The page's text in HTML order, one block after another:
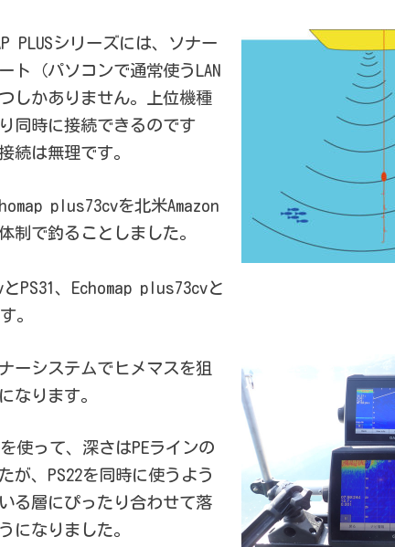
PLUSシリーズには、ソナー
ト（パソコンで通常使うLAN
しかありません。上位機種
同時に接続できるのです
続は無理です。
plus73cvを北米Amazon
制で釣ることしました。
PS31、Echomap plus73cvと
。
ーシステムでヒメマスを狙
なります。
使って、深さはPEラインの
が、PS22を同時に使うよう
る層にぴったり合わせて落
になりました。